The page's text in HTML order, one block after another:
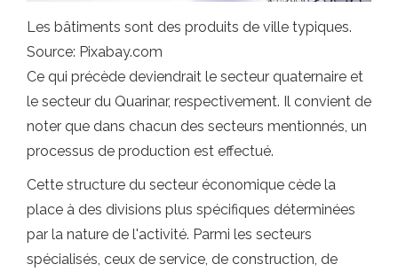
Les bâtiments sont des produits de ville typiques.
Source: Pixabay.com
Ce qui précède deviendrait le secteur quaternaire et
le secteur du Quarinar, respectivement. Il convient de
noter que dans chacun des secteurs mentionnés, un
processus de production est effectué.
Cette structure du secteur économique cède la
place à des divisions plus spécifiques déterminées
par la nature de l'activité. Parmi les secteurs
spécialisés, ceux de service, de construction, de